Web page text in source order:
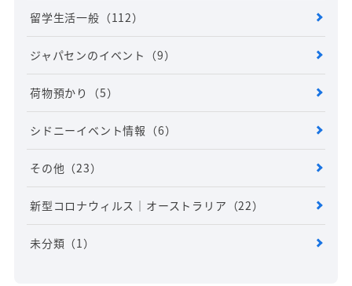
留学生活一般 （112）
ジャパセンのイベント （9）
荷物預かり （5）
シドニーイベント情報 （6）
その他 （23）
新型コロナウィルス｜オーストラリア （22）
未分類 （1）